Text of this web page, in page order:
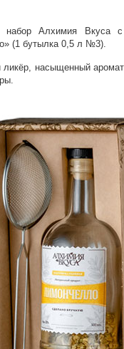
набор Алхимия Вкуса
(1 бутылка 0,5 л №3).
ликёр, насыщенный